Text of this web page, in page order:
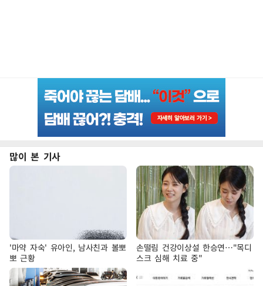
많이 본 기사
'마약 자숙' 유아인, 남사친과 볼뽀
뽀 근황
손떨림 건강이상설 한승연…"목디
스크 심해 치료 중"